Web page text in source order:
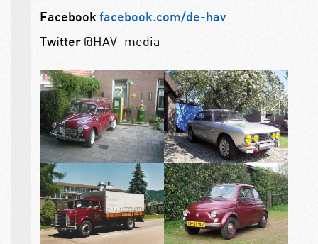
Facebook facebook.com/de-hav
Twitter @HAV_media